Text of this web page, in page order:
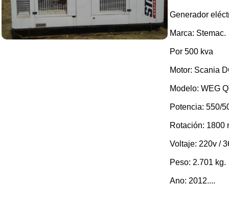
Generador
Marca: Stemac.
Por 500 kva
Motor: Scania
Modelo: WEG
Potencia: 550/
Rotación: 1800
Voltaje: 220v /
Peso: 2.701 kg.
Ano: 2012....